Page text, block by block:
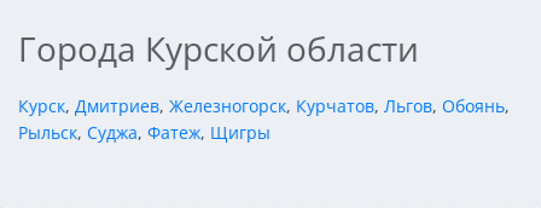
Города Курской области
Курск, Дмитриев, Железногорск, Курчатов, Льгов, Обоянь,
Рыльск, Суджа, Фатеж, Щигры